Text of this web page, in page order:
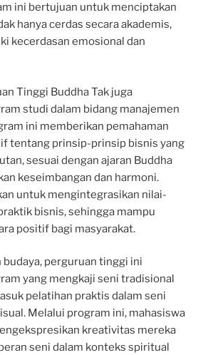
ini bertujuan untuk menciptakan
hanya cerdas secara akademis,
kecerdasan emosional dan
Tinggi Buddha Tak juga
studi dalam bidang manajemen
ini memberikan pemahaman
tentang prinsip-prinsip bisnis yang
sesuai dengan ajaran Buddha
keseimbangan dan harmoni.
untuk mengintegrasikan nilai-
bisnis, sehingga mampu
positif bagi masyarakat.
budaya, perguruan tinggi ini
yang mengkaji seni tradisional
pelatihan praktis dalam seni
Melalui program ini, mahasiswa
kreativitas mereka
seni dalam konteks spiritual